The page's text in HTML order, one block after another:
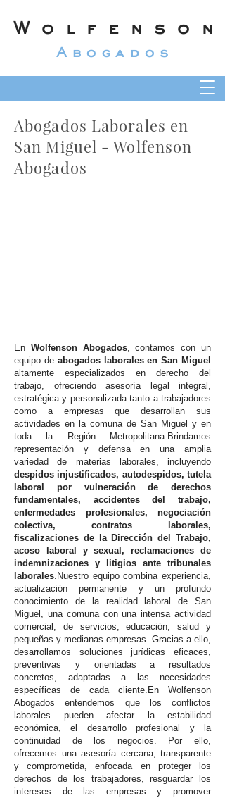
Wolfenson
Abogados
Abogados Laborales en
San Miguel - Wolfenson
Abogados
En Wolfenson Abogados, contamos con un
equipo de abogados laborales en San Miguel
altamente especializados en derecho del
trabajo, ofreciendo asesoría legal integral,
estratégica y personalizada tanto a trabajadores
como a empresas que desarrollan sus
actividades en la comuna de San Miguel y en
toda la Región Metropolitana.Brindamos
representación y defensa en una amplia
variedad de materias laborales, incluyendo
despidos injustificados, autodespidos, tutela
laboral por vulneración de derechos
fundamentales, accidentes del trabajo,
enfermedades profesionales, negociación
colectiva, contratos laborales,
fiscalizaciones de la Dirección del Trabajo,
acoso laboral y sexual, reclamaciones de
indemnizaciones y litigios ante tribunales
laborales.Nuestro equipo combina experiencia,
actualización permanente y un profundo
conocimiento de la realidad laboral de San
Miguel, una comuna con una intensa actividad
comercial, de servicios, educación, salud y
pequeñas y medianas empresas. Gracias a ello,
desarrollamos soluciones jurídicas eficaces,
preventivas y orientadas a resultados
concretos, adaptadas a las necesidades
específicas de cada cliente.En Wolfenson
Abogados entendemos que los conflictos
laborales pueden afectar la estabilidad
económica, el desarrollo profesional y la
continuidad de los negocios. Por ello,
ofrecemos una asesoría cercana, transparente
y comprometida, enfocada en proteger los
derechos de los trabajadores, resguardar los
intereses de las empresas y promover